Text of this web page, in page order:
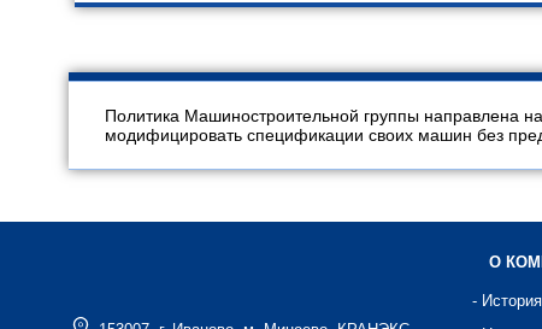
Политика Машиностроительной группы направлена
модифицировать спецификации своих машин без
О
- История